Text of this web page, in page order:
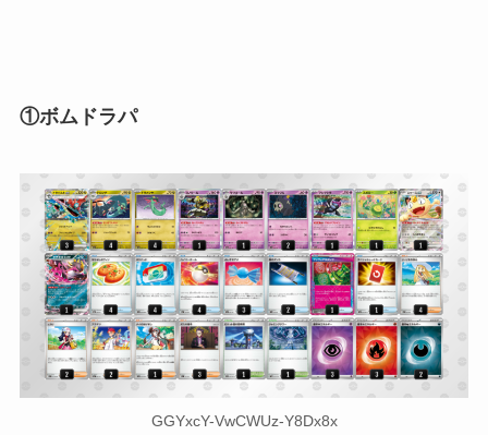
①ボムドラパ
GGYxcY-VwCWUz-Y8Dx8x